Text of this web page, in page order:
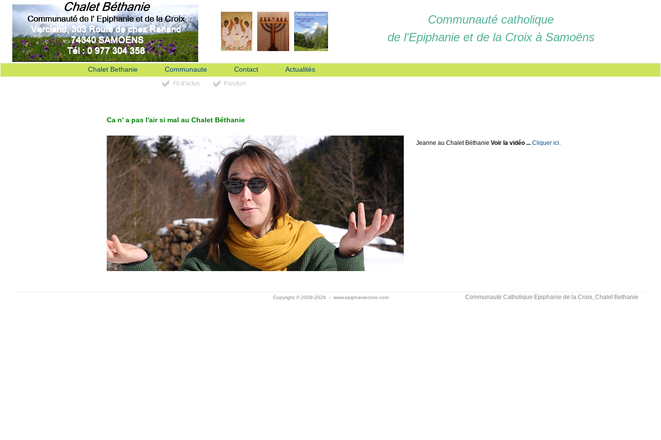
Communauté catholique
de l'Epiphanie et de la Croix à Samoëns
Chalet Bethanie Communaute Contact Actualités
Fil d'actus Parution
Ca n' a pas l'air si mal au Chalet Béthanie
Jeanne au Chalet Béthanie Voir la vidéo ... Cliquer ici.
Copyright © 2009-2026 - www.epiphaniecroix.com Communauté Catholique Epiphanie de la Croix, Chalet Bethanie